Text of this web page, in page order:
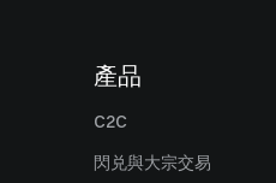
產品
C2C
閃兑與大宗交易